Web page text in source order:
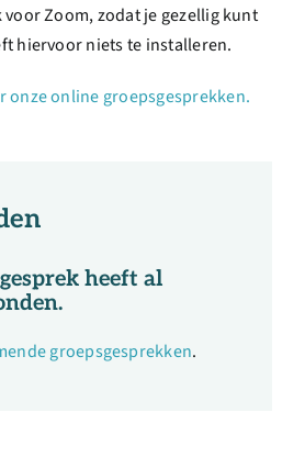
Zoom, zodat je gezellig kunt
hiervoor niets te installeren.
onze online groepsgesprekken.
heeft al
groepsgesprekken.